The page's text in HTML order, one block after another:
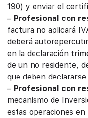
190) y enviar el
– Profesional con
factura no aplicará
deberá
en la declaración
de un no residente,
que deben
– Profesional con
mecanismo de
estas operaciones